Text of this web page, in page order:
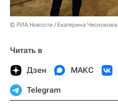
© РИА Новости / Екатерина Чеснокова
Читать в
Дзен МАКС
Telegram